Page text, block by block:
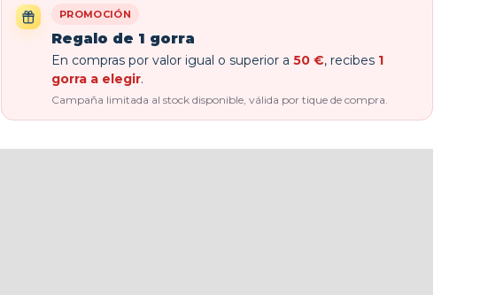
PROMOCIÓN
Regalo de 1 gorra
En compras por valor igual o superior a 50 €, recibes 1
gorra a elegir.
Campaña limitada al stock disponible, válida por tique de compra.